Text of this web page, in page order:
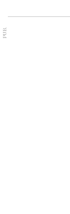
PUB.